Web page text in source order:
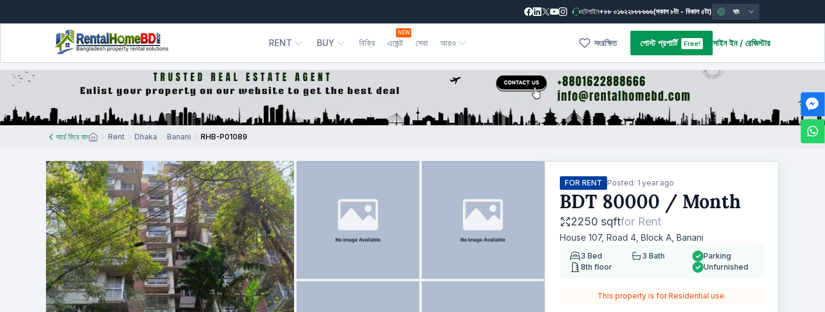
হটলাইন+৮৮ ০১৬২২৮৮৮৬৬৬(সকাল ৮টা - বিকাল ৫টা) বাং
RENT BUY বিক্রি এজেন্ট
NEW
সেবা আরও সংরক্ষিত পোস্ট প্রপার্টি Free! সাইন ইন / রেজিস্টার
সার্চে ফিরে যান Rent Dhaka Banani RHB-P01089
FOR RENT Posted: 1 year ago
BDT 80000 / Month
2250 sqftfor Rent
House 107, Road 4, Block A, Banani
3 Bed 3 Bath
8th floor
Parking
Unfurnished
This property is for Residential use.